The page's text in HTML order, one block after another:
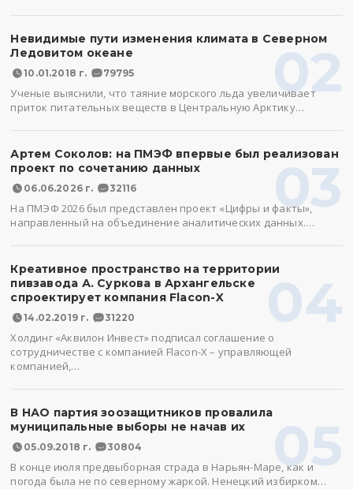
02
Невидимые пути изменения климата в Северном
Ледовитом океане
10.01.2018 г. 79795
Ученые выяснили, что таяние морского льда увеличивает
приток питательных веществ в Центральную Арктику…
03
Артем Соколов: на ПМЭФ впервые был реализован
проект по сочетанию данных
06.06.2026 г. 32116
На ПМЭФ 2026 был представлен проект «Цифры и факты»,
направленный на объединение аналитических данных.…
04
Креативное пространство на территории
пивзавода А. Суркова в Архангельске
спроектирует компания Flacon-X
14.02.2019 г. 31220
Холдинг «Аквилон Инвест» подписал соглашение о
сотрудничестве с компанией Flacon-X – управляющей
компанией,…
05
В НАО партия зоозащитников провалила
муниципальные выборы не начав их
05.09.2018 г. 30804
В конце июля предвыборная страда в Нарьян-Маре, как и
погода была не по северному жаркой. Ненецкий избирком…